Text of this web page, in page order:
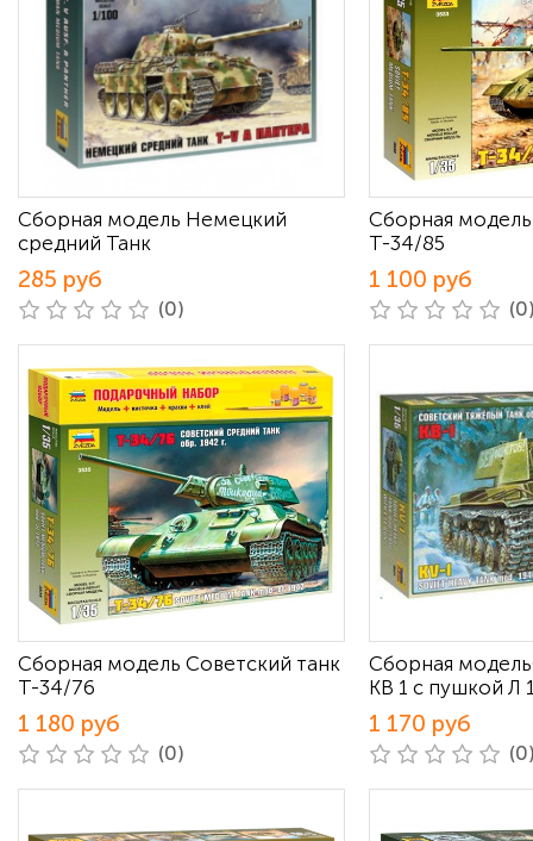
Сборная модель Немецкий
средний Танк
285 руб
(0)
Сборная
Т-34/85
1 100 руб
Сборная модель Советский танк
Т-34/76
1 180 руб
(0)
Сборная
КВ 1 с пушкой Л
1 170 руб